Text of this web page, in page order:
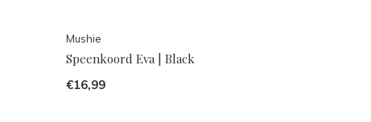
Mushie
Speenkoord Eva | Black
€16,99